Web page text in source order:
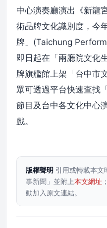
中心演奏廳演出《新龍
術品牌文化識別度，今
牌」(Taichung
即日起在「兩廳院文化
牌旗艦館上架「台中市
眾可透過平台快速查找
節目及台中各文化中心
戲。
版權聲明 引用或轉載本文
事新聞」並附上本文網址
動加入原文連結。